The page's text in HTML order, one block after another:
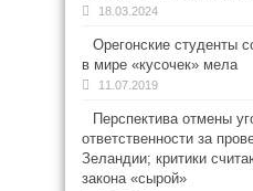
18.03.2024
Орегонские студенты
в мире «кусочек» мела
11.07.2019
Перспектива отмены
ответственности за
Зеландии; критики
закона «сырой»